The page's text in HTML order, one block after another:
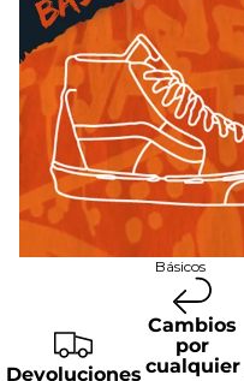
Básicos
Devoluciones
Cambios
por
cualquier